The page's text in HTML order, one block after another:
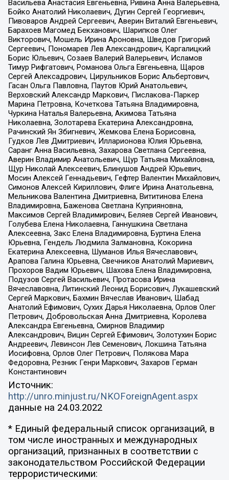
Васильева Анастасия Евгеньевна, Ривина Анна Валерьевна,
Бойко Анатолий Николаевич, Дугин Сергей Георгиевич,
Пивоваров Андрей Сергеевич, Аверин Виталий Евгеньевич,
Барахоев Магомед Бекханович, Шарипков Олег
Викторович, Мошель Ирина Ароновна, Шведов Григорий
Сергеевич, Пономарев Лев Александрович, Каргалицкий
Борис Юльевич, Созаев Валерий Валерьевич, Исламов
Тимур Рифгатович, Романова Ольга Евгеньевна, Щаров
Сергей Алексадрович, Цирульников Борис Альбертович,
Гасан Ольга Павловна, Паутов Юрий Анатольевич,
Верховский Александр Маркович, Пислакова-Паркер
Марина Петровна, Кочеткова Татьяна Владимировна,
Чуркина Наталья Валерьевна, Акимова Татьяна
Николаевна, Золотарева Екатерина Александровна,
Рачинский Ян Збигневич, Жемкова Елена Борисовна,
Гудков Лев Дмитриевич, Илларионова Юлия Юрьевна,
Саранг Анна Васильевна, Захарова Светлана Сергеевна,
Аверин Владимир Анатольевич, Щур Татьяна Михайловна,
Щур Николай Алексеевич, Блинушов Андрей Юрьевич,
Мосин Алексей Геннадьевич, Гефтер Валентин Михайлович,
Симонов Алексей Кириллович, Флиге Ирина Анатольевна,
Мельникова Валентина Дмитриевна, Вититинова Елена
Владимировна, Баженова Светлана Куприяновна,
Максимов Сергей Владимирович, Беляев Сергей Иванович,
Голубева Елена Николаевна, Ганнушкина Светлана
Алексеевна, Закс Елена Владимировна, Буртина Елена
Юрьевна, Гендель Людмила Залмановна, Кокорина
Екатерина Алексеевна, Шуманов Илья Вячеславович,
Арапова Галина Юрьевна, Свечников Анатолий Мариевич,
Прохоров Вадим Юрьевич, Шахова Елена Владимировна,
Подузов Сергей Васильевич, Протасова Ирина
Вячеславовна, Литинский Леонид Борисович, Лукашевский
Сергей Маркович, Бахмин Вячеслав Иванович, Шабад
Анатолий Ефимович, Сухих Дарья Николаевна, Орлов Олег
Петрович, Добровольская Анна Дмитриевна, Королева
Александра Евгеньевна, Смирнов Владимир
Александрович, Вицин Сергей Ефимович, Золотухин Борис
Андреевич, Левинсон Лев Семенович, Локшина Татьяна
Иосифовна, Орлов Олег Петрович, Полякова Мара
Федоровна, Резник Генри Маркович, Захаров Герман
Константинович
Источник:
http://unro.minjust.ru/NKOForeignAgent.aspx
данные на 24.03.2022
* Единый федеральный список организаций, в
том числе иностранных и международных
организаций, признанных в соответствии с
законодательством Российской Федерации
террористическими: